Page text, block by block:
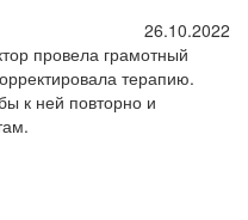
26.10.2022
провела грамотный
терапию.
к ней повторно и